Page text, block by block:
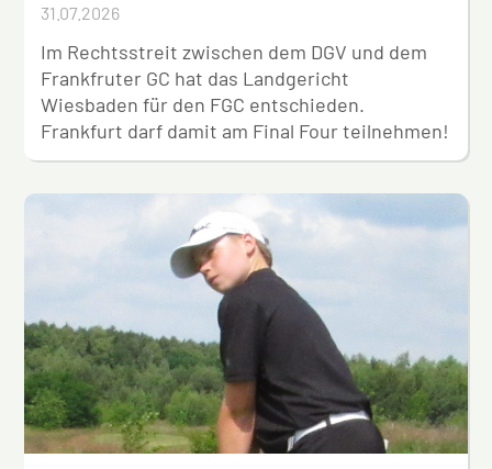
31.07.2026
Im Rechtsstreit zwischen dem DGV und dem
Frankfruter GC hat das Landgericht
Wiesbaden für den FGC entschieden.
Frankfurt darf damit am Final Four teilnehmen!